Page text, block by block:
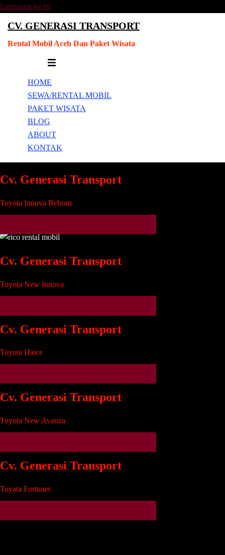
Langsung ke isi
CV. GENERASI TRANSPORT
Rental Mobil Aceh Dan Paket Wisata
HOME
SEWA/RENTAL MOBIL
PAKET WISATA
BLOG
ABOUT
KONTAK
Cv. Generasi Transport
Toyota Innova Reborn
Cv. Generasi Transport
Toyota New Innova
Cv. Generasi Transport
Toyota Haice
Cv. Generasi Transport
Toyota New Avanza
Cv. Generasi Transport
Toyata Fortuner